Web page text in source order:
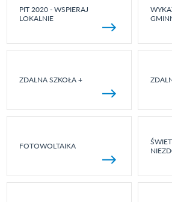
PIT 2020 - WSPIERAJ
LOKALNIE
ZDALNA SZKOŁA +
FOTOWOLTAIKA